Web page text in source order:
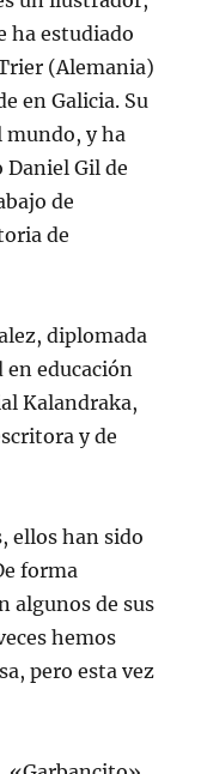
ha estudiado
(Alemania)
en Galicia. Su
mundo, y ha
Daniel Gil de
de
de
diplomada
en educación
Kalandraka,
y de
ellos han sido
forma
algunos de sus
hemos
pero esta vez